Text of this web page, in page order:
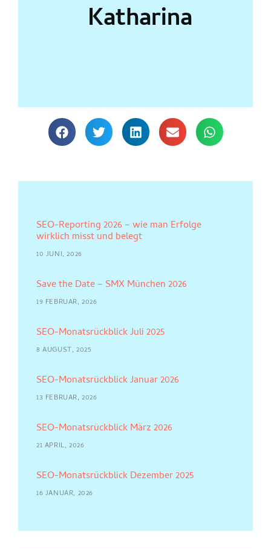
Katharina
SEO-Reporting 2026 – wie man Erfolge
wirklich misst und belegt
10 JUNI, 2026
Save the Date – SMX München 2026
19 FEBRUAR, 2026
SEO-Monatsrückblick Juli 2025
8 AUGUST, 2025
SEO-Monatsrückblick Januar 2026
13 FEBRUAR, 2026
SEO-Monatsrückblick März 2026
21 APRIL, 2026
SEO-Monatsrückblick Dezember 2025
16 JANUAR, 2026